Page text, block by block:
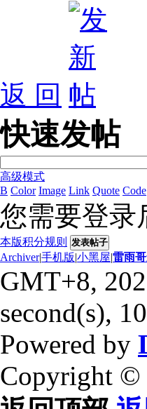
返 回
快速发帖
高级模式
B Color Image Link Quote Code
您需要登录
本版积分规则 发表帖子
Archiver|手机版|小黑屋|雷雨
GMT+8,
second(s),
Powered by
Copyright ©